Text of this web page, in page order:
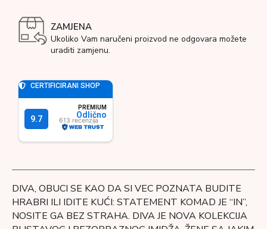
ZAMJENA
Ukoliko Vam naručeni proizvod ne odgovara možete
uraditi zamjenu.
DIVA, OBUCI SE KAO DA SI VEC POZNATA BUDITE
HRABRI ILI IDITE KUĆI: STATEMENT KOMAD JE “IN”,
NOSITE GA BEZ STRAHA. DIVA JE NOVA KOLEKCIJA